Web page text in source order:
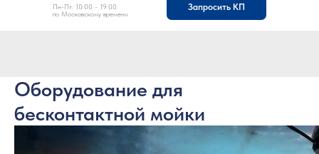
Пн-Пт: 10:00 - 19:00
по Московскому времени
Запросить КП
Оборудование для
бесконтактной мойки